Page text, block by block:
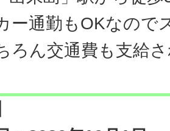
ー通勤もOKなので
ろん交通費も支給